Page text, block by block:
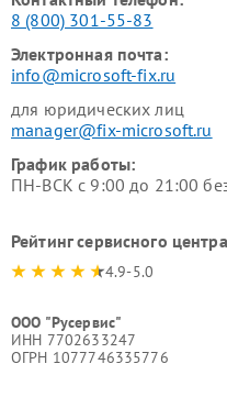
8 (800) 301-55-83
Электронная почта:
info@microsoft-fix.ru
для юридических лиц
manager@fix-microsoft.ru
График работы:
ПН-ВСК с 9:00 до 21:00
Рейтинг сервисного центра
4.9-5.0
ООО "Русервис"
ИНН 7702633247
ОГРН 1077746335776